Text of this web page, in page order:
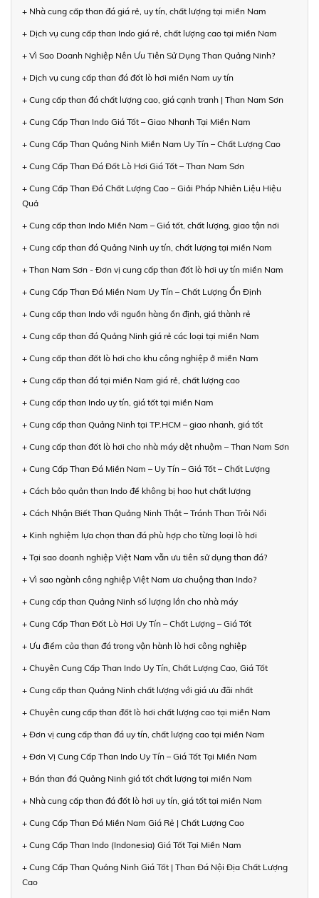
+ Nhà cung cấp than đá giá rẻ, uy tín, chất lượng tại miền Nam
+ Dịch vụ cung cấp than Indo giá rẻ, chất lượng cao tại miền Nam
+ Vì Sao Doanh Nghiệp Nên Ưu Tiên Sử Dụng Than Quảng Ninh?
+ Dịch vụ cung cấp than đá đốt lò hơi miền Nam uy tín
+ Cung cấp than đá chất lượng cao, giá cạnh tranh | Than Nam Sơn
+ Cung Cấp Than Indo Giá Tốt – Giao Nhanh Tại Miền Nam
+ Cung Cấp Than Quảng Ninh Miền Nam Uy Tín – Chất Lượng Cao
+ Cung Cấp Than Đá Đốt Lò Hơi Giá Tốt – Than Nam Sơn
+ Cung Cấp Than Đá Chất Lượng Cao – Giải Pháp Nhiên Liệu Hiệu
Quả
+ Cung cấp than Indo Miền Nam – Giá tốt, chất lượng, giao tận nơi
+ Cung cấp than đá Quảng Ninh uy tín, chất lượng tại miền Nam
+ Than Nam Sơn - Đơn vị cung cấp than đốt lò hơi uy tín miền Nam
+ Cung Cấp Than Đá Miền Nam Uy Tín – Chất Lượng Ổn Định
+ Cung cấp than Indo với nguồn hàng ổn định, giá thành rẻ
+ Cung cấp than đá Quảng Ninh giá rẻ các loại tại miền Nam
+ Cung cấp than đốt lò hơi cho khu công nghiệp ở miền Nam
+ Cung cấp than đá tại miền Nam giá rẻ, chất lượng cao
+ Cung cấp than Indo uy tín, giá tốt tại miền Nam
+ Cung cấp than Quảng Ninh tại TP.HCM – giao nhanh, giá tốt
+ Cung cấp than đốt lò hơi cho nhà máy dệt nhuộm – Than Nam Sơn
+ Cung Cấp Than Đá Miền Nam – Uy Tín – Giá Tốt – Chất Lượng
+ Cách bảo quản than Indo để không bị hao hụt chất lượng
+ Cách Nhận Biết Than Quảng Ninh Thật – Tránh Than Trôi Nổi
+ Kinh nghiệm lựa chọn than đá phù hợp cho từng loại lò hơi
+ Tại sao doanh nghiệp Việt Nam vẫn ưu tiên sử dụng than đá?
+ Vì sao ngành công nghiệp Việt Nam ưa chuộng than Indo?
+ Cung cấp than Quảng Ninh số lượng lớn cho nhà máy
+ Cung Cấp Than Đốt Lò Hơi Uy Tín – Chất Lượng – Giá Tốt
+ Ưu điểm của than đá trong vận hành lò hơi công nghiệp
+ Chuyên Cung Cấp Than Indo Uy Tín, Chất Lượng Cao, Giá Tốt
+ Cung cấp than Quảng Ninh chất lượng với giá ưu đãi nhất
+ Chuyên cung cấp than đốt lò hơi chất lượng cao tại miền Nam
+ Đơn vị cung cấp than đá uy tín, chất lượng cao tại miền Nam
+ Đơn Vị Cung Cấp Than Indo Uy Tín – Giá Tốt Tại Miền Nam
+ Bán than đá Quảng Ninh giá tốt chất lượng tại miền Nam
+ Nhà cung cấp than đá đốt lò hơi uy tín, giá tốt tại miền Nam
+ Cung Cấp Than Đá Miền Nam Giá Rẻ | Chất Lượng Cao
+ Cung Cấp Than Indo (Indonesia) Giá Tốt Tại Miền Nam
+ Cung Cấp Than Quảng Ninh Giá Tốt | Than Đá Nội Địa Chất Lượng
Cao